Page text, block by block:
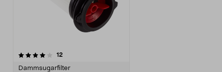
12
Dammsugarfilter